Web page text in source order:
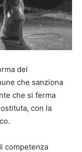
del
che sanziona
che si ferma
con la
competenza